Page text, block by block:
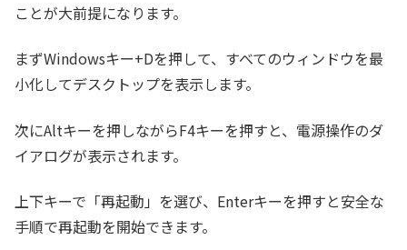
ことが大前提になります。
まずWindowsキー+Dを押して、すべてのウィンドウを最
小化してデスクトップを表示します。
次にAltキーを押しながらF4キーを押すと、電源操作のダ
イアログが表示されます。
上下キーで「再起動」を選び、Enterキーを押すと安全な
手順で再起動を開始できます。